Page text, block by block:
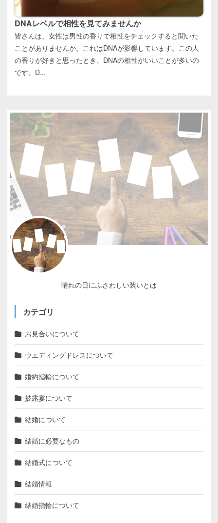
DNAレベルで相性を見てみませんか
皆さんは、女性は男性の香りで相性をチェックすると聞いた
ことがありませんか。これはDNAが影響しています。この人
の香りが好きと思ったとき、DNAの相性がいいことが多いの
です。D...
晴れの日にふさわしい装いとは
カテゴリ
お見合いについて
ウエディングドレスについて
婚約指輪について
披露宴について
結婚について
結婚に必要なもの
結婚式について
結婚情報
結婚指輪について